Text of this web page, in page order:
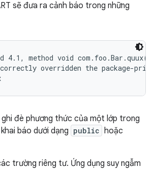
sẽ đưa ra cảnh báo trong những
4.1, method void com.foo.Bar.quux()
overridden the package-
ghi đè phương thức của một lớp trong
báo dưới dạng public hoặc
trường riêng tư. Ứng dụng suy ngẫm